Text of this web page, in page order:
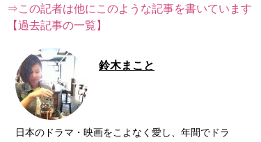
⇒この記者は他にこのような記事を書いています
【過去記事の一覧】
鈴木まこと
日本のドラマ・映画をこよなく愛し、年間でドラ